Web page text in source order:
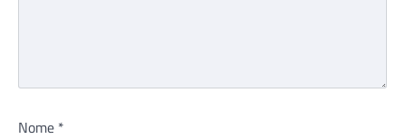
Nome *